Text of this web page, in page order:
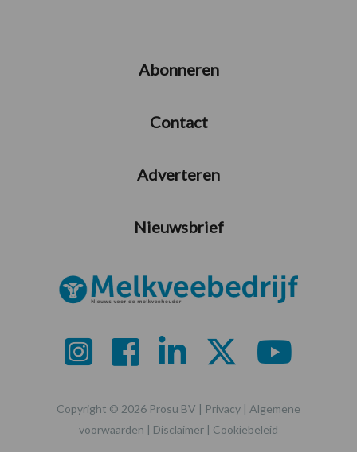
Abonneren
Contact
Adverteren
Nieuwsbrief
Copyright © 2026 Prosu BV | Privacy | Algemene
voorwaarden | Disclaimer | Cookiebeleid